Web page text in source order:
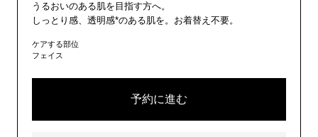
うるおいのある肌を目指す方へ。
しっとり感、透明感*のある肌を。お着替え不要。
ケアする部位
フェイス
予約に進む